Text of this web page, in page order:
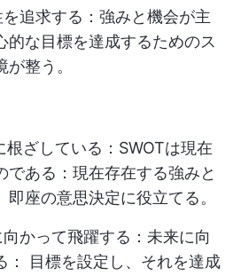
を追求する：強みと機会が主
的な目標を達成するためのス
整う。
根ざしている：SWOTは現在
である：現在存在する強みと
即座の意思決定に役立てる。
かって飛躍する：未来に向
： 目標を設定し、それを達成